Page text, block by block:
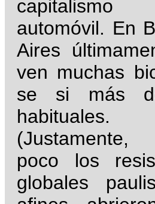
automóvil. En
Aires
ven muchas
se si más
habituales.
poco los
globales